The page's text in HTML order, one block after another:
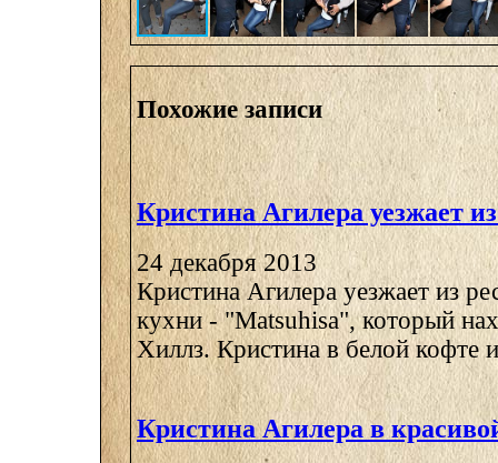
Похожие записи
Кристина Агилера уезжает
24 декабря 2013
Кристина Агилера уезжает из
кухни - "Matsuhisa", который
Хиллз. Кристина в белой кофте
Кристина Агилера в